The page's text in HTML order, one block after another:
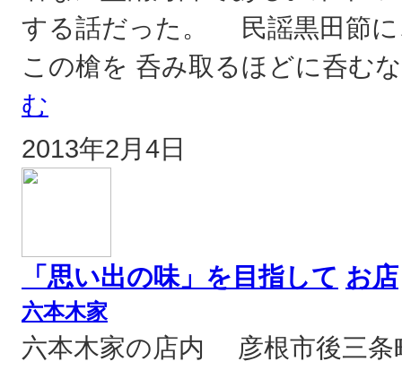
する話だった。 民謡黒田節に
この槍を 呑み取るほどに呑
む
2013年2月4日
「思い出の味」を目指して お店
六本木家
六本木家の店内 彦根市後三条